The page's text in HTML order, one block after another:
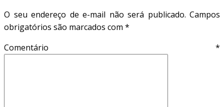
O seu endereço de e-mail não será publicado. Campos
obrigatórios são marcados com *
Comentário *